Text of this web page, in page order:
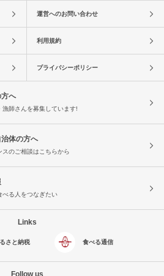
運営へのお問い合わせ
利用規約
プライバシーポリシー
へ
漁師さんを募集しています!
体の方へ
スのご相談はこちらから
べる人をつなぎたい
Links
さと納税 食べる通信
Follow us